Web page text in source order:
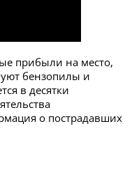
прибыли на место,
бензопилы и
в десятки
о пострадавших